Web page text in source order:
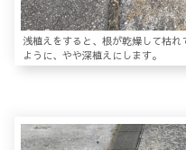
浅植えをすると、根が乾燥して枯
ように、やや深植えにします。